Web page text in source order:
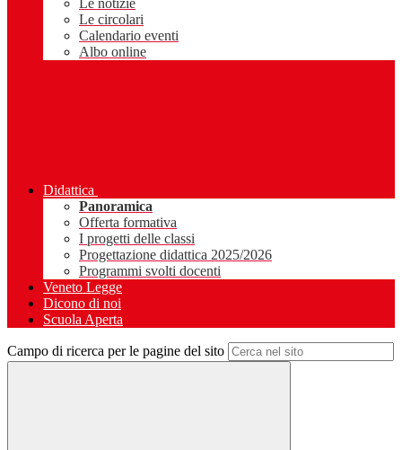
Le notizie
Le circolari
Calendario eventi
Albo online
Didattica
Panoramica
Offerta formativa
I progetti delle classi
Progettazione didattica 2025/2026
Programmi svolti docenti
Veneto Legge
Dicono di noi
Scuola Aperta
Campo di ricerca per le pagine del sito